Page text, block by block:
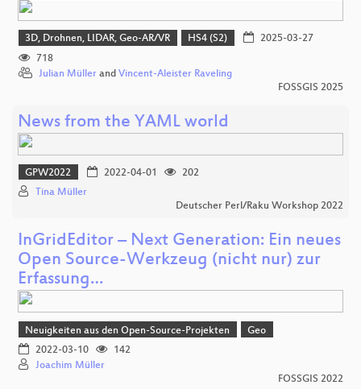
3D, Drohnen, LIDAR, Geo-AR/VR HS4 (S2)
2025-03-27
718
Julian Müller and Vincent-Aleister Raveling
FOSSGIS 2025
News from the YAML world
GPW2022 2022-04-01
202
Tina Müller
Deutscher Perl/Raku Workshop 2022
InGridEditor – Next Generation: Ein neues
Open Source-Werkzeug (nicht nur) zur
Erfassung…
Neuigkeiten aus den Open-Source-Projekten
Geo
2022-03-10
142
Joachim Müller
FOSSGIS 2022